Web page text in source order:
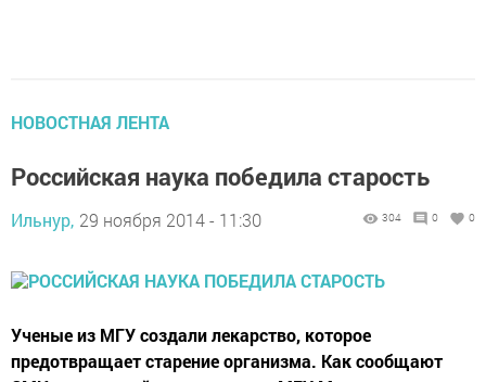
НОВОСТНАЯ ЛЕНТА
Российская наука победила старость
Ильнур, 29 ноября 2014 - 11:30 304 0 0
Ученые из МГУ создали лекарство, которое
предотвращает старение организма. Как сообщают